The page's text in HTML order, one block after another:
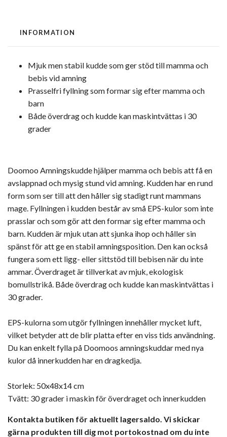
INFORMATION
Mjuk men stabil kudde som ger stöd till mamma och
bebis vid amning
Prasselfri fyllning som formar sig efter mamma och
barn
Både överdrag och kudde kan maskintvättas i 30
grader
Doomoo Amningskudde hjälper mamma och bebis att få en
avslappnad och mysig stund vid amning. Kudden har en rund
form som ser till att den håller sig stadigt runt mammans
mage. Fyllningen i kudden består av små EPS-kulor som inte
prasslar och som gör att den formar sig efter mamma och
barn. Kudden är mjuk utan att sjunka ihop och håller sin
spänst för att ge en stabil amningsposition. Den kan också
fungera som ett ligg- eller sittstöd till bebisen när du inte
ammar. Överdraget är tillverkat av mjuk, ekologisk
bomullstrikå. Både överdrag och kudde kan maskintvättas i
30 grader.
EPS-kulorna som utgör fyllningen innehåller mycket luft,
vilket betyder att de blir platta efter en viss tids användning.
Du kan enkelt fylla på Doomoos amningskuddar med nya
kulor då innerkudden har en dragkedja.
Storlek: 50x48x14 cm
Tvätt: 30 grader i maskin för överdraget och innerkudden
Kontakta butiken för aktuellt lagersaldo. Vi skickar
gärna produkten till dig mot portokostnad om du inte